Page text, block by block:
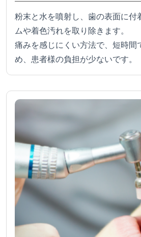
粉末と水を噴射し、歯の表面に付
ムや着色汚れを取り除きます。
痛みを感じにくい方法で、短時間
め、患者様の負担が少ないです。